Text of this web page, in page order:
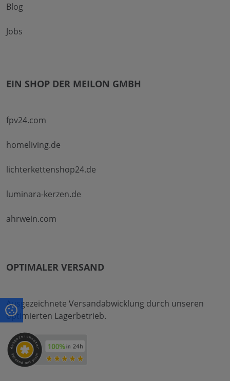
Blog
Jobs
EIN SHOP DER MEILON GMBH
fpv24.com
homeliving.de
lichterkettenshop24.de
luminara-kerzen.de
ahrwein.com
OPTIMALER VERSAND
Ausgezeichnete Versandabwicklung durch unseren
optimierten Lagerbetrieb.